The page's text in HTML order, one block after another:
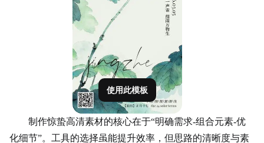
使用此模板
制作惊蛰高清素材的核心在于“明确需求-组合元素-优
化细节”。工具的选择虽能提升效率，但思路的清晰度与素